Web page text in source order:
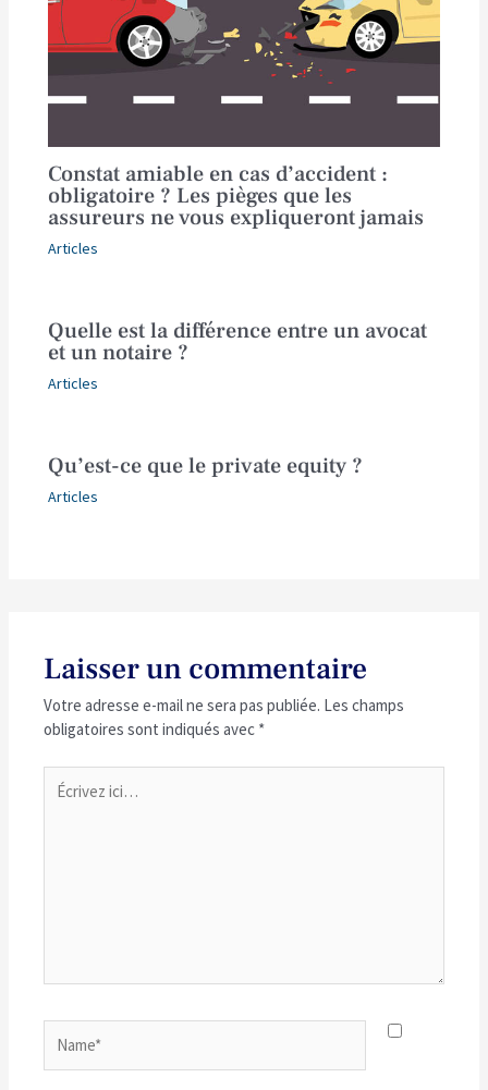
Constat amiable en cas d’accident :
obligatoire ? Les pièges que les
assureurs ne vous expliqueront jamais
Articles
Quelle est la différence entre un avocat
et un notaire ?
Articles
Qu’est-ce que le private equity ?
Articles
Laisser un commentaire
Votre adresse e-mail ne sera pas publiée. Les champs
obligatoires sont indiqués avec *
Écrivez
ici…